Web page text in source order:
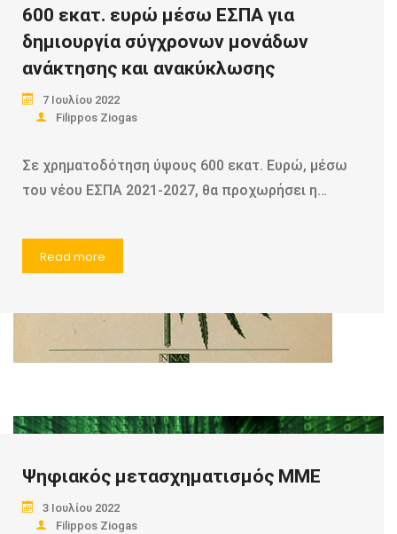
Read more
600 εκατ. ευρώ μέσω ΕΣΠΑ για
δημιουργία σύγχρονων μονάδων
ανάκτησης και ανακύκλωσης
7 Ιουλίου 2022
Filippos Ziogas
Σε χρηματοδότηση ύψους 600 εκατ. Ευρώ, μέσω
του νέου ΕΣΠΑ 2021-2027, θα προχωρήσει η…
Read more
Ψηφιακός μετασχηματισμός ΜΜΕ
3 Ιουλίου 2022
Filippos Ziogas